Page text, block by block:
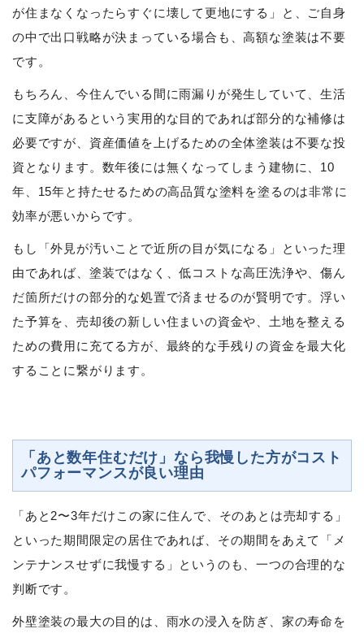
が住まなくなったらすぐに壊して更地にする」と、ご自身
の中で出口戦略が決まっている場合も、高額な塗装は不要
です。
もちろん、今住んでいる間に雨漏りが発生していて、生活
に支障があるという実用的な目的であれば部分的な補修は
必要ですが、資産価値を上げるための全体塗装は不要な投
資となります。数年後には無くなってしまう建物に、10
年、15年と持たせるための高品質な塗料を塗るのは非常に
効率が悪いからです。
もし「外見が汚いことで近所の目が気になる」といった理
由であれば、塗装ではなく、低コストな高圧洗浄や、傷ん
だ箇所だけの部分的な処置で済ませるのが賢明です。浮い
た予算を、売却後の新しい住まいの資金や、土地を整える
ための費用に充てる方が、最終的な手残りの資金を最大化
することに繋がります。
「あと数年住むだけ」なら我慢した方がコスト
パフォーマンスが良い理由
「あと2〜3年だけこの家に住んで、そのあとは売却する」
といった期間限定の居住であれば、その期間をあえて「メ
ンテナンスせずに我慢する」というのも、一つの合理的な
判断です。
外壁塗装の最大の目的は、雨水の浸入を防ぎ、家の寿命を